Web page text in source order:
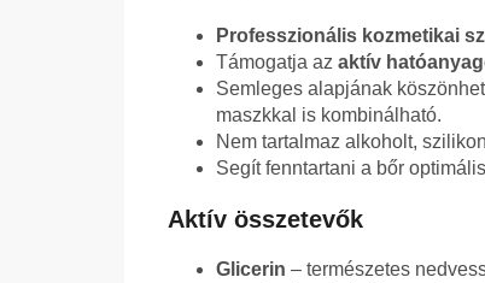
Professzionális kozmetikai
Támogatja az aktív
Semleges alapjának
maszkkal is kombinálható.
Nem tartalmaz alkoholt,
Segít fenntartani a bőr optimális
Aktív összetevők
Glicerin – természetes